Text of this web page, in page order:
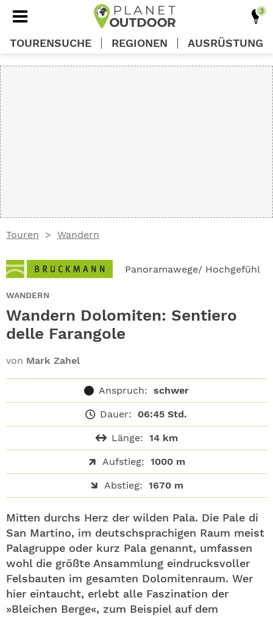
Touren Wandern
Panoramawege/ Hochgefühl
WANDERN
Wandern Dolomiten: Sentiero
delle Farangole
von Mark Zahel
Anspruch: schwer
Dauer: 06:45 Std.
Länge: 14 km
Aufstieg: 1000 m
Abstieg: 1670 m
Mitten durchs Herz der wilden Pala. Die Pale di
San Martino, im deutschsprachigen Raum meist
Palagruppe oder kurz Pala genannt, umfassen
wohl die größte Ansammlung eindrucksvoller
Felsbauten im gesamten Dolomitenraum. Wer
hier eintaucht, erlebt alle Faszination der
»Bleichen Berge«, zum Beispiel auf dem
TOURENSUCHE REGIONEN AUSRÜSTUNG
ABO
GEWINNEN
NEWSLETTER
SHOP